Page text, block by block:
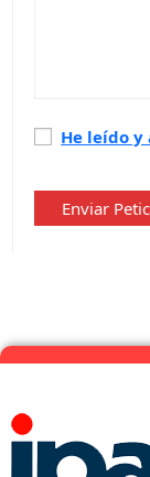
Política
privacidad*
He leído
Enviar